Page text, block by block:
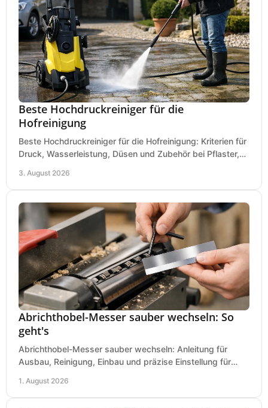
Beste Hochdruckreiniger für die
Hofreinigung
Beste Hochdruckreiniger für die Hofreinigung: Kriterien für
Druck, Wasserleistung, Düsen und Zubehör bei Pflaster,
3. August 2026
Abrichthobel-Messer sauber wechseln: So
geht's
Abrichthobel-Messer sauber wechseln: Anleitung für
Ausbau, Reinigung, Einbau und präzise Einstellung für
1. August 2026